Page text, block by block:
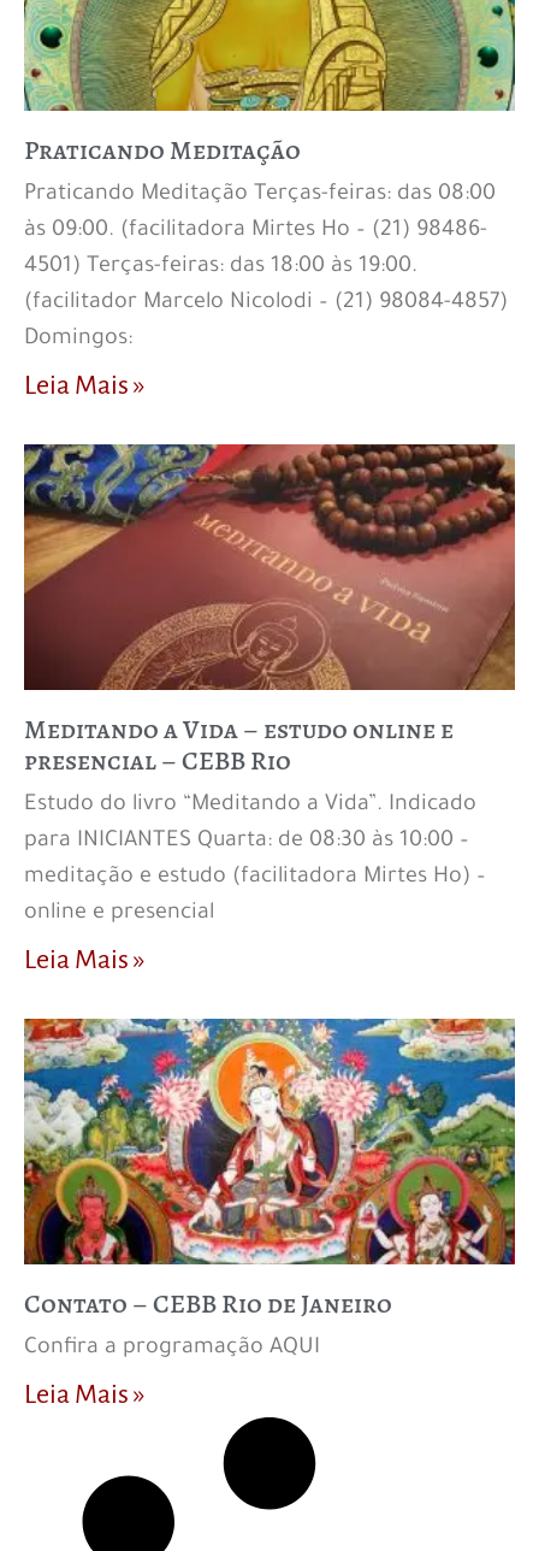
Praticando Meditação
Praticando Meditação Terças-feiras: das 08:00
às 09:00. (facilitadora Mirtes Ho – (21) 98486-
4501) Terças-feiras: das 18:00 às 19:00.
(facilitador Marcelo Nicolodi – (21) 98084-4857)
Domingos:
Leia Mais »
Meditando a Vida – estudo online e
presencial – CEBB Rio
Estudo do livro “Meditando a Vida”. Indicado
para INICIANTES Quarta: de 08:30 às 10:00 –
meditação e estudo (facilitadora Mirtes Ho) –
online e presencial
Leia Mais »
Contato – CEBB Rio de Janeiro
Confira a programação AQUI
Leia Mais »